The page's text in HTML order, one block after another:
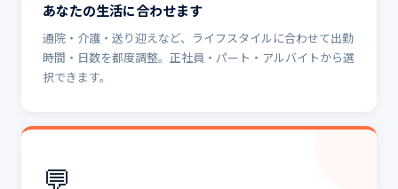
あなたの生活に合わせます
通院・介護・送り迎えなど、ライフスタイルに合わせて出勤
時間・日数を都度調整。正社員・パート・アルバイトから選
択できます。
💬